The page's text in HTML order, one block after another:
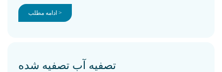
ادامه مطلب >
تصفیه آب تصفیه شده